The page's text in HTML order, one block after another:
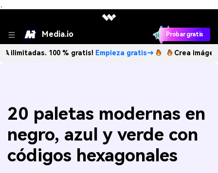
、
Media.io Probar gratis
100 % gratis!Empieza gratis→ Crea imágenes IA
20 paletas modernas en
negro, azul y verde con
códigos hexagonales